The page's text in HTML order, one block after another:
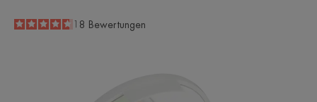
4.7
/518 Bewertungen